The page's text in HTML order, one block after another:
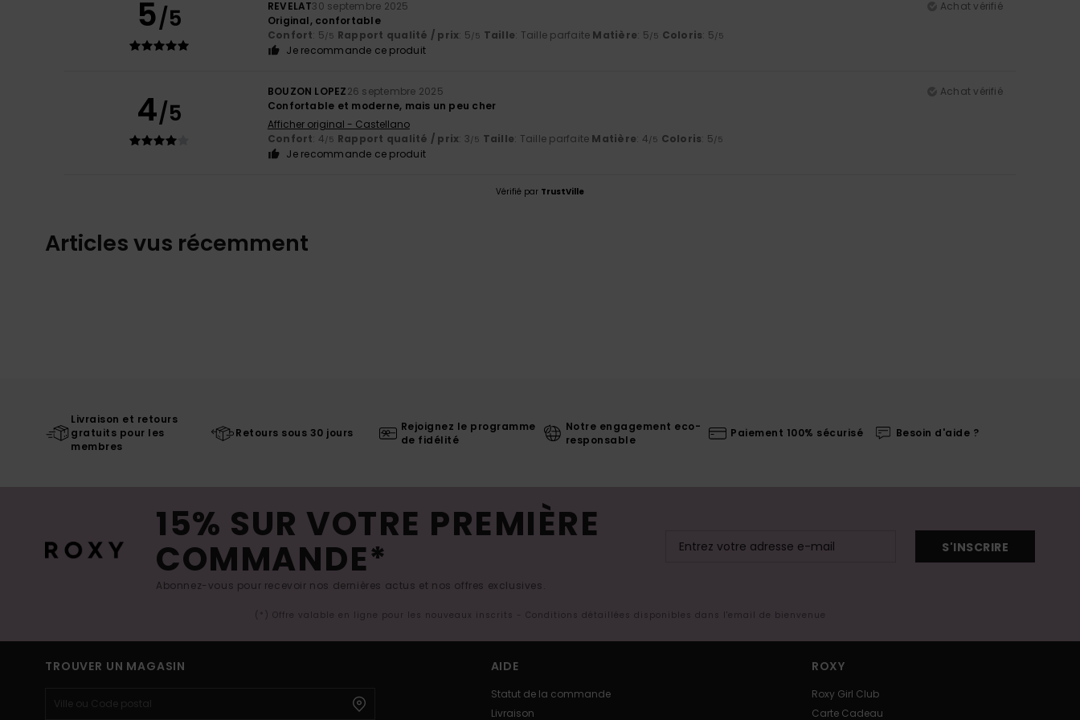
5/5 REVELAT30 septembre 2025
Achat vérifié
Original, confortable
Confort: 5/5 Rapport qualité / prix: 5/5 Taille: Taille parfaite Matière: 5/5 Coloris: 5/5
Je recommande ce produit
4/5
BOUZON LOPEZ26 septembre 2025
Achat vérifié
Confortable et moderne, mais un peu cher
Afficher original - Castellano
Confort: 4/5 Rapport qualité / prix: 3/5 Taille: Taille parfaite Matière: 4/5 Coloris: 5/5
Je recommande ce produit
Vérifié par TrustVille
Articles vus récemment
Livraison et retours
gratuits pour les
membres
Retours sous 30 jours
Rejoignez le programme
de fidélité
Notre engagement eco-
responsable
Paiement 100% sécurisé Besoin d'aide ?
15% SUR VOTRE PREMIÈRE
COMMANDE*
Abonnez-vous pour recevoir nos dernières actus et nos offres exclusives.
S'INSCRIRE
(*) Offre valable en ligne pour les nouveaux inscrits - Conditions détaillées disponibles dans l'email de bienvenue
TROUVER UN MAGASIN AIDE
Statut de la commande
Livraison
ROXY
Roxy Girl Club
Carte Cadeau